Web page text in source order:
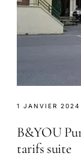
1 JANVIER 2024
B&YOU
tarifs suite